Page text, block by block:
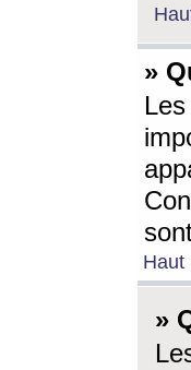
»
Haut
»